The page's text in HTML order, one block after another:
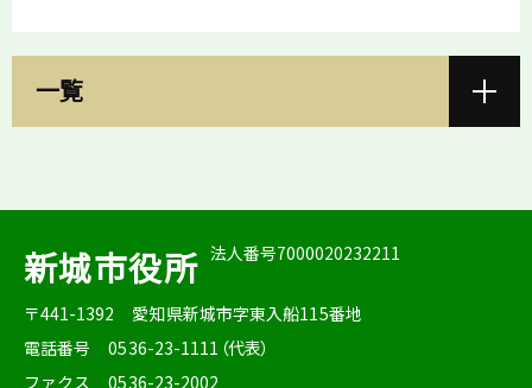
一覧
新城市役所 法人番号7000020232211
〒441-1392
愛知県新城市字東入船115番地
電話番号
0536-23-1111（代表）
ファクス
0536-23-2002